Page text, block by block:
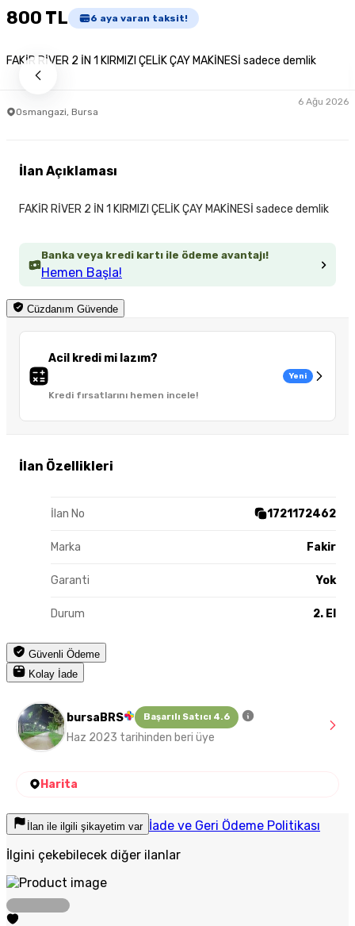
800 TL 6 aya varan taksit!
FAKİR RİVER 2 İN 1 KIRMIZI ÇELİK ÇAY MAKİNESİ sadece demlik
Osmangazi, Bursa
6 Ağu 2026
Banka veya kredi kartı ile ödeme avantajı!
Hemen Başla!
Cüzdanım Güvende
Acil kredi mi lazım?
Kredi fırsatlarını hemen incele!
Yeni
İlan Özellikleri
İlan No 1721172462
Marka Fakir
Garanti Yok
Durum 2. El
Güvenli Ödeme
Kolay İade
İlan Açıklaması
FAKİR RİVER 2 İN 1 KIRMIZI ÇELİK ÇAY MAKİNESİ sadece demlik
bursaBRS Başarılı Satıcı 4.6
Haz 2023 tarihinden beri üye
Harita
İlan ile ilgili şikayetim var İade ve Geri Ödeme Politikası
İlgini çekebilecek diğer ilanlar